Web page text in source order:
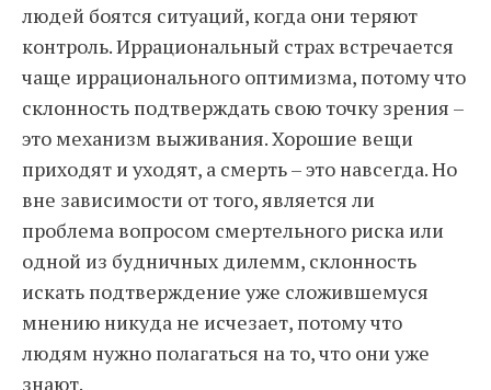
людей боятся ситуаций, когда они теряют
контроль. Иррациональный страх встречается
чаще иррационального оптимизма, потому что
склонность подтверждать свою точку зрения –
это механизм выживания. Хорошие вещи
приходят и уходят, а смерть – это навсегда. Но
вне зависимости от того, является ли
проблема вопросом смертельного риска или
одной из будничных дилемм, склонность
искать подтверждение уже сложившемуся
мнению никуда не исчезает, потому что
людям нужно полагаться на то, что они уже
знают.